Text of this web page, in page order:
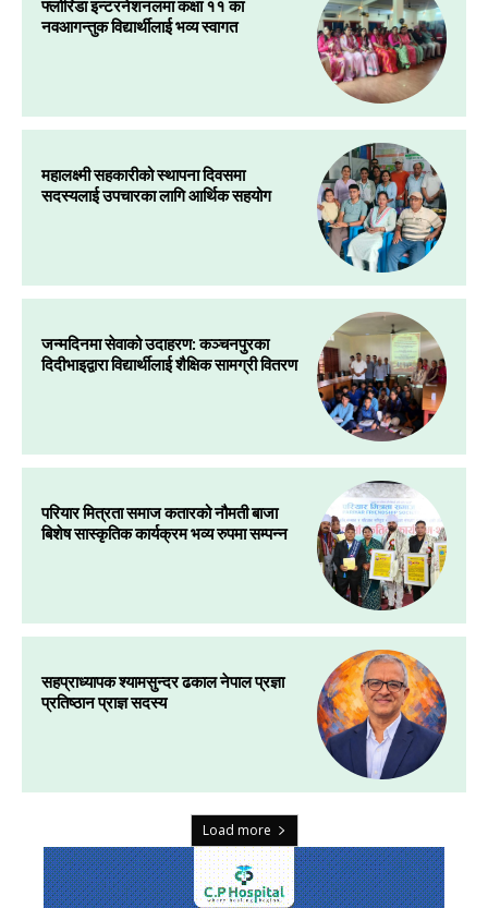
फ्लोरिडा इन्टरनेशनलमा कक्षा ११ का
नवआगन्तुक विद्यार्थीलाई भव्य स्वागत
महालक्ष्मी सहकारीको स्थापना दिवसमा
सदस्यलाई उपचारका लागि आर्थिक सहयोग
जन्मदिनमा सेवाको उदाहरण: कञ्चनपुरका
दिदीभाइद्वारा विद्यार्थीलाई शैक्षिक सामग्री वितरण
परियार मित्रता समाज कतारको नौमती बाजा
बिशेष सास्कृतिक कार्यक्रम भव्य रुपमा सम्पन्न
सहप्राध्यापक श्यामसुन्दर ढकाल नेपाल प्रज्ञा
प्रतिष्ठान प्राज्ञ सदस्य
Load more